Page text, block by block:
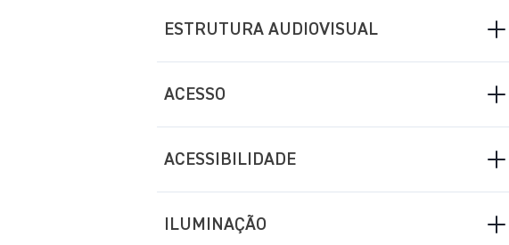
ESTRUTURA AUDIOVISUAL
ACESSO
ACESSIBILIDADE
ILUMINAÇÃO